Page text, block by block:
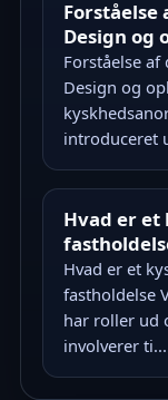
Design og
Forståelse
Design og
introduceret
Hvad er et
Hvad er et
fastholdelse
har roller ud
involverer ti...